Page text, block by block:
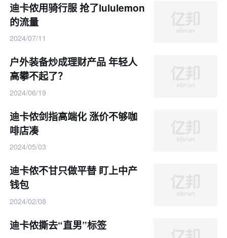
迪卡侬用骑行服 抢了lululemon
的流量
2024/07/11
户外装备炒成理财产品 年轻人
高攀不起了？
2024/06/19
迪卡侬剑指高端化 涨价不够咖
啡店凑
2024/05/03
迪卡侬不甘只做平替 盯上中产
钱包
2024/02/08
迪卡侬撕去“直男”标签